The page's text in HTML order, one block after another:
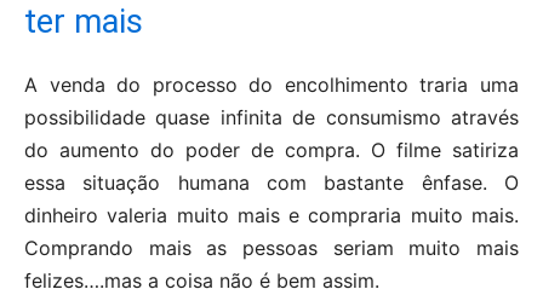
ter mais
A venda do processo do encolhimento traria uma
possibilidade quase infinita de consumismo através
do aumento do poder de compra. O filme satiriza
essa situação humana com bastante ênfase. O
dinheiro valeria muito mais e compraria muito mais.
Comprando mais as pessoas seriam muito mais
felizes….mas a coisa não é bem assim.